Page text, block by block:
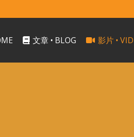
文章 • BLOG 影片 •